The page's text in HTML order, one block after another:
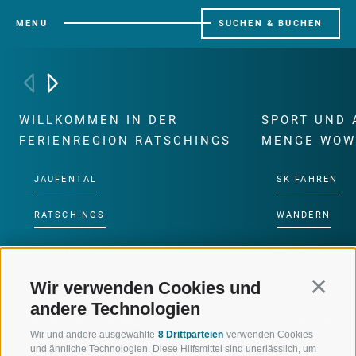
Wir verwenden Cookies und
andere Technologien
Wir und andere ausgewählte 8 Drittparteien verwenden Cookies
und ähnliche Technologien. Diese Hilfsmittel sind unerlässlich, um
MENU SUCHEN & BUCHEN
WILLKOMMEN IN DER
FERIENREGION RATSCHINGS
JAUFENTAL
RATSCHINGS
RIDNAUNTAL
BERGBAHNEN
SKISCHULE RATSCHINGS
SPORT UND
MENGE
SKIFAHREN
WANDERN
HOCHALPINE